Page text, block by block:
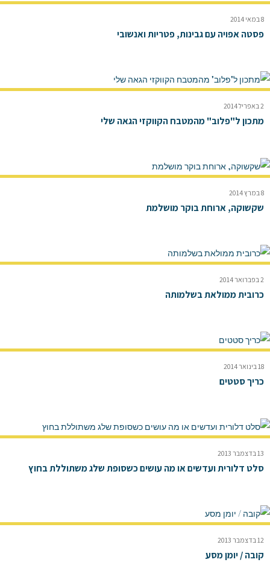
8 במאי 2014
פסטה אפויה עם גבינות, פטריות ואנשובי
2 באפריל 2014
מתכון ל"פלוב" מהמטבח הקווקזי הגאה שלי
8 במרץ 2014
שקשוקה, ארוחת בוקר מושלמת
2 בפברואר 2014
כרובית ממולאת בשלמותה
18 בינואר 2014
כריך סטטים
13 בדצמבר 2013
סלט דלורית ועדשים או מה עושים כשסופת שלג משתוללת בחוץ
12 בדצמבר 2013
קובה / יומן מסע